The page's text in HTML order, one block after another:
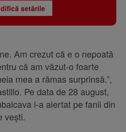
setările
Am crezut că e o nepoată
că am văzut-o foarte
mea a rămas surprinsă.”,
Pe data de 28 august,
i-a alertat pe fanii din
vești.